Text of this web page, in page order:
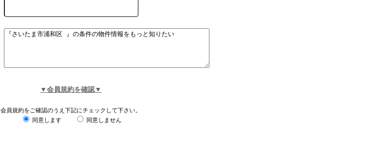
▼会員規約を確認▼
会員規約をご確認のうえ下記にチェックして下さい。
同意します
同意しません